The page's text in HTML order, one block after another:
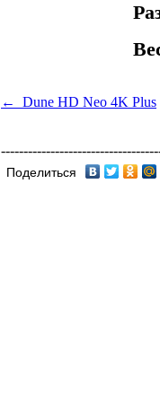
← Dune HD Neo 4K Plus
Поделиться